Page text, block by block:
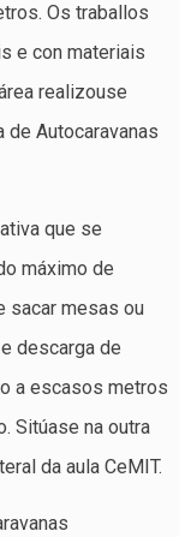
Os traballos
e con materiais
realizouse
Autocaravanas
que se
máximo de
sacar mesas ou
descarga de
a escasos metros
Sitúase na outra
da aula CeMIT.